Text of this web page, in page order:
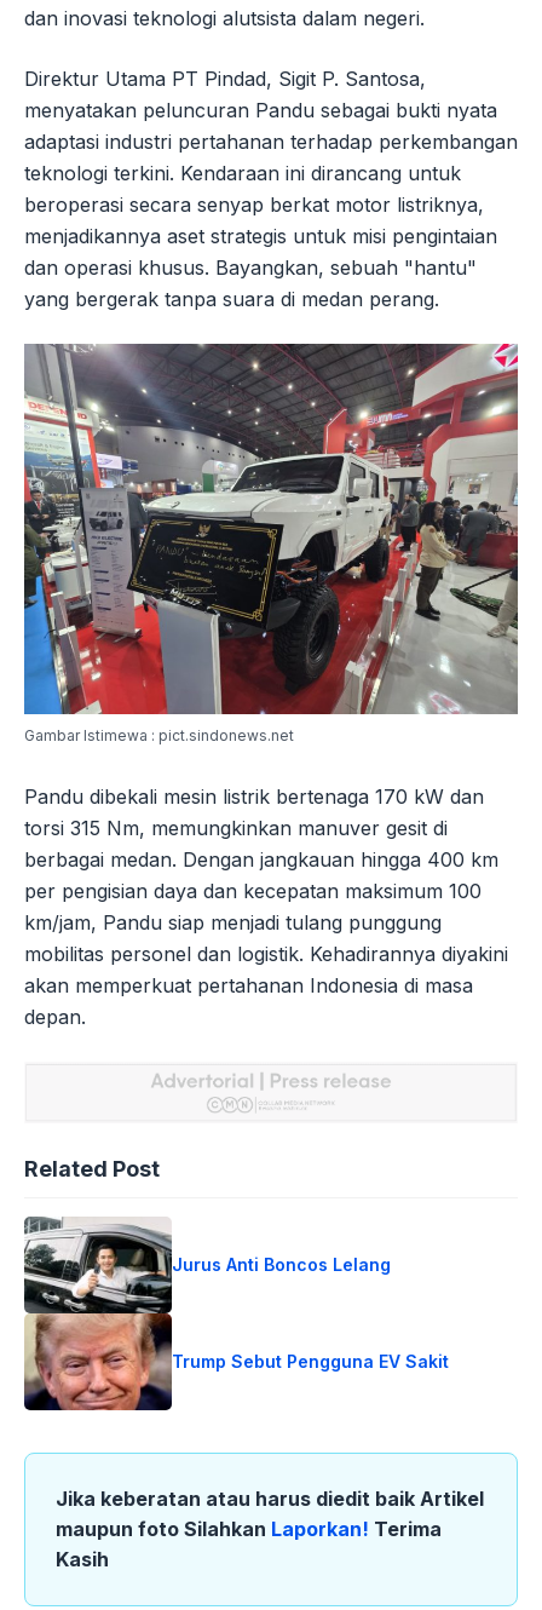
dan inovasi teknologi alutsista dalam negeri.
Direktur Utama PT Pindad, Sigit P. Santosa,
menyatakan peluncuran Pandu sebagai bukti nyata
adaptasi industri pertahanan terhadap perkembangan
teknologi terkini. Kendaraan ini dirancang untuk
beroperasi secara senyap berkat motor listriknya,
menjadikannya aset strategis untuk misi pengintaian
dan operasi khusus. Bayangkan, sebuah "hantu"
yang bergerak tanpa suara di medan perang.
Gambar Istimewa : pict.sindonews.net
Pandu dibekali mesin listrik bertenaga 170 kW dan
torsi 315 Nm, memungkinkan manuver gesit di
berbagai medan. Dengan jangkauan hingga 400 km
per pengisian daya dan kecepatan maksimum 100
km/jam, Pandu siap menjadi tulang punggung
mobilitas personel dan logistik. Kehadirannya diyakini
akan memperkuat pertahanan Indonesia di masa
depan.
Related Post
Jurus Anti Boncos Lelang
Trump Sebut Pengguna EV Sakit
Jika keberatan atau harus diedit baik Artikel
maupun foto Silahkan Laporkan! Terima
Kasih